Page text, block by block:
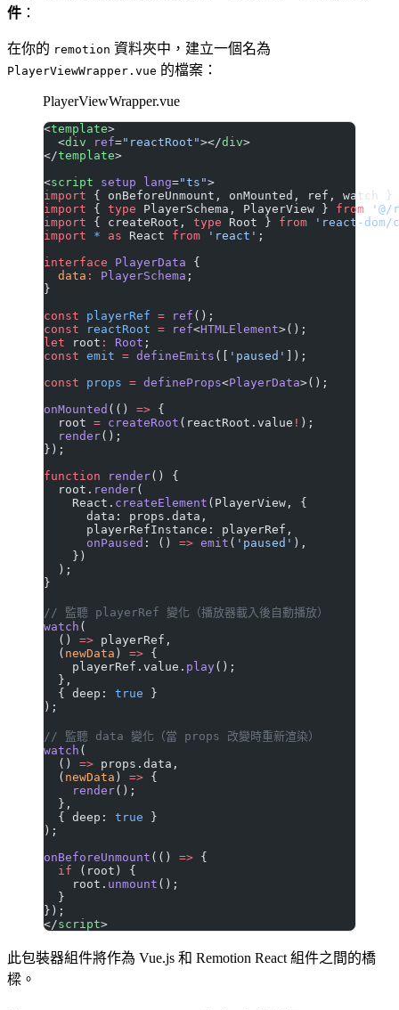
件 ：
在你的 remotion 資料夾中，建立一個名為
PlayerViewWrapper.vue 的檔案：
PlayerViewWrapper.vue
<template>
  <
div ref="reactRoot"></div>
</template>
<script setup lang="ts">
import { onBeforeUnmount, onMounted, ref, watch }
import { type PlayerSchema, PlayerView } from '@/
import { createRoot, type Root } from 'react-
import * as React from 'react' ;
interface PlayerData {
  data
: PlayerSchema ;
}
const playerRef = ref ();
const reactRoot = ref<HTMLElement>();
let root : Root ;
const emit = defineEmits ([ 'paused' ]);
const props = defineProps<PlayerData>();
onMounted (() => {
  root
= createRoot (reactRoot.value ! );
  render
();
});
function render() {
  root.
render(
    React.
createElement (PlayerView, {
      data: props.data,
      playerRefInstance: playerRef,
      onPaused
: () => emit ( 'paused' ),
    })
  );
}
// 監聽 playerRef 變化（播放器載入後自動播放）
watch (
  ()
=> playerRef,
  (
newData ) => {
    playerRef.value.
play();
  },
  { deep:
true }
);
// 監聽 data 變化（當 props 改變時重新渲染）
watch (
  ()
=> props.data,
  (
newData ) => {
    render
();
  },
  { deep:
true }
);
onBeforeUnmount (() => {
  if
(root) {
    root.
unmount ();
  }
});
</script>
此包裝器組件將作為 Vue.js 和 Remotion React 組件之間的橋
樑。